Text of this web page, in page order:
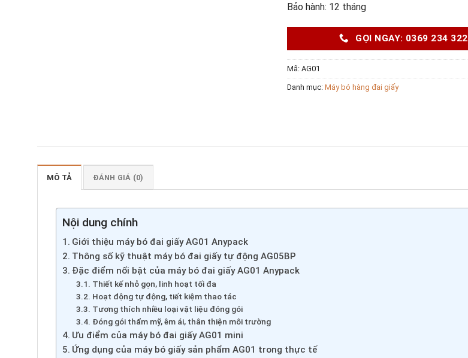
Bảo hành: 12 tháng
GỌI NGAY: 0369 234 322
Mã: AG01
Danh mục: Máy bó hàng đai giấy
MÔ TẢ ĐÁNH GIÁ (0)
Nội dung chính
Giới thiệu máy bó đai giấy AG01 Anypack
Thông số kỹ thuật máy bó đai giấy tự động AG05BP
Đặc điểm nổi bật của máy bó đai giấy AG01 Anypack
Thiết kế nhỏ gọn, linh hoạt tối đa
Hoạt động tự động, tiết kiệm thao tác
Tương thích nhiều loại vật liệu đóng gói
Đóng gói thẩm mỹ, êm ái, thân thiện môi trường
Ưu điểm của máy bó đai giấy AG01 mini
Ứng dụng của máy bó giấy sản phẩm AG01 trong thực tế